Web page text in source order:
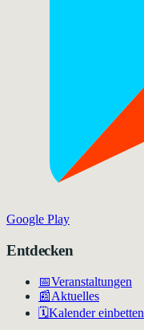
Google Play
Entdecken
📅Veranstaltungen
📰Aktuelles
🗓️Kalender einbetten